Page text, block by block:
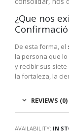
¿Que nos
De esta forma, el
la persona que
y recibir sus
la fortaleza, la
REVIEWS (0)
AVAILABILITY: IN